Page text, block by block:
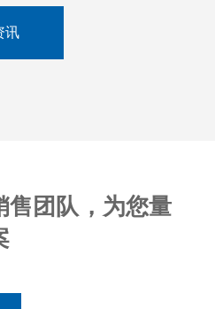
讯
售团队，为您量